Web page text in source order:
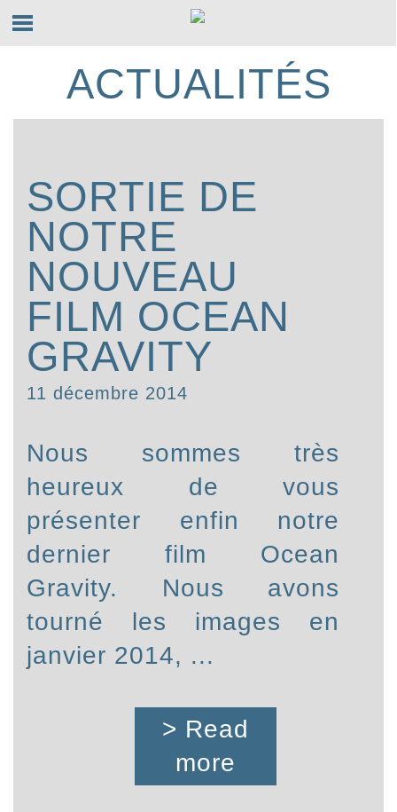
ACTUALITÉS
SORTIE DE
NOTRE
NOUVEAU
FILM OCEAN
GRAVITY
11 décembre 2014
Nous sommes très
heureux de vous
présenter enfin notre
dernier film Ocean
Gravity. Nous avons
tourné les images en
janvier 2014, ...
> Read
more